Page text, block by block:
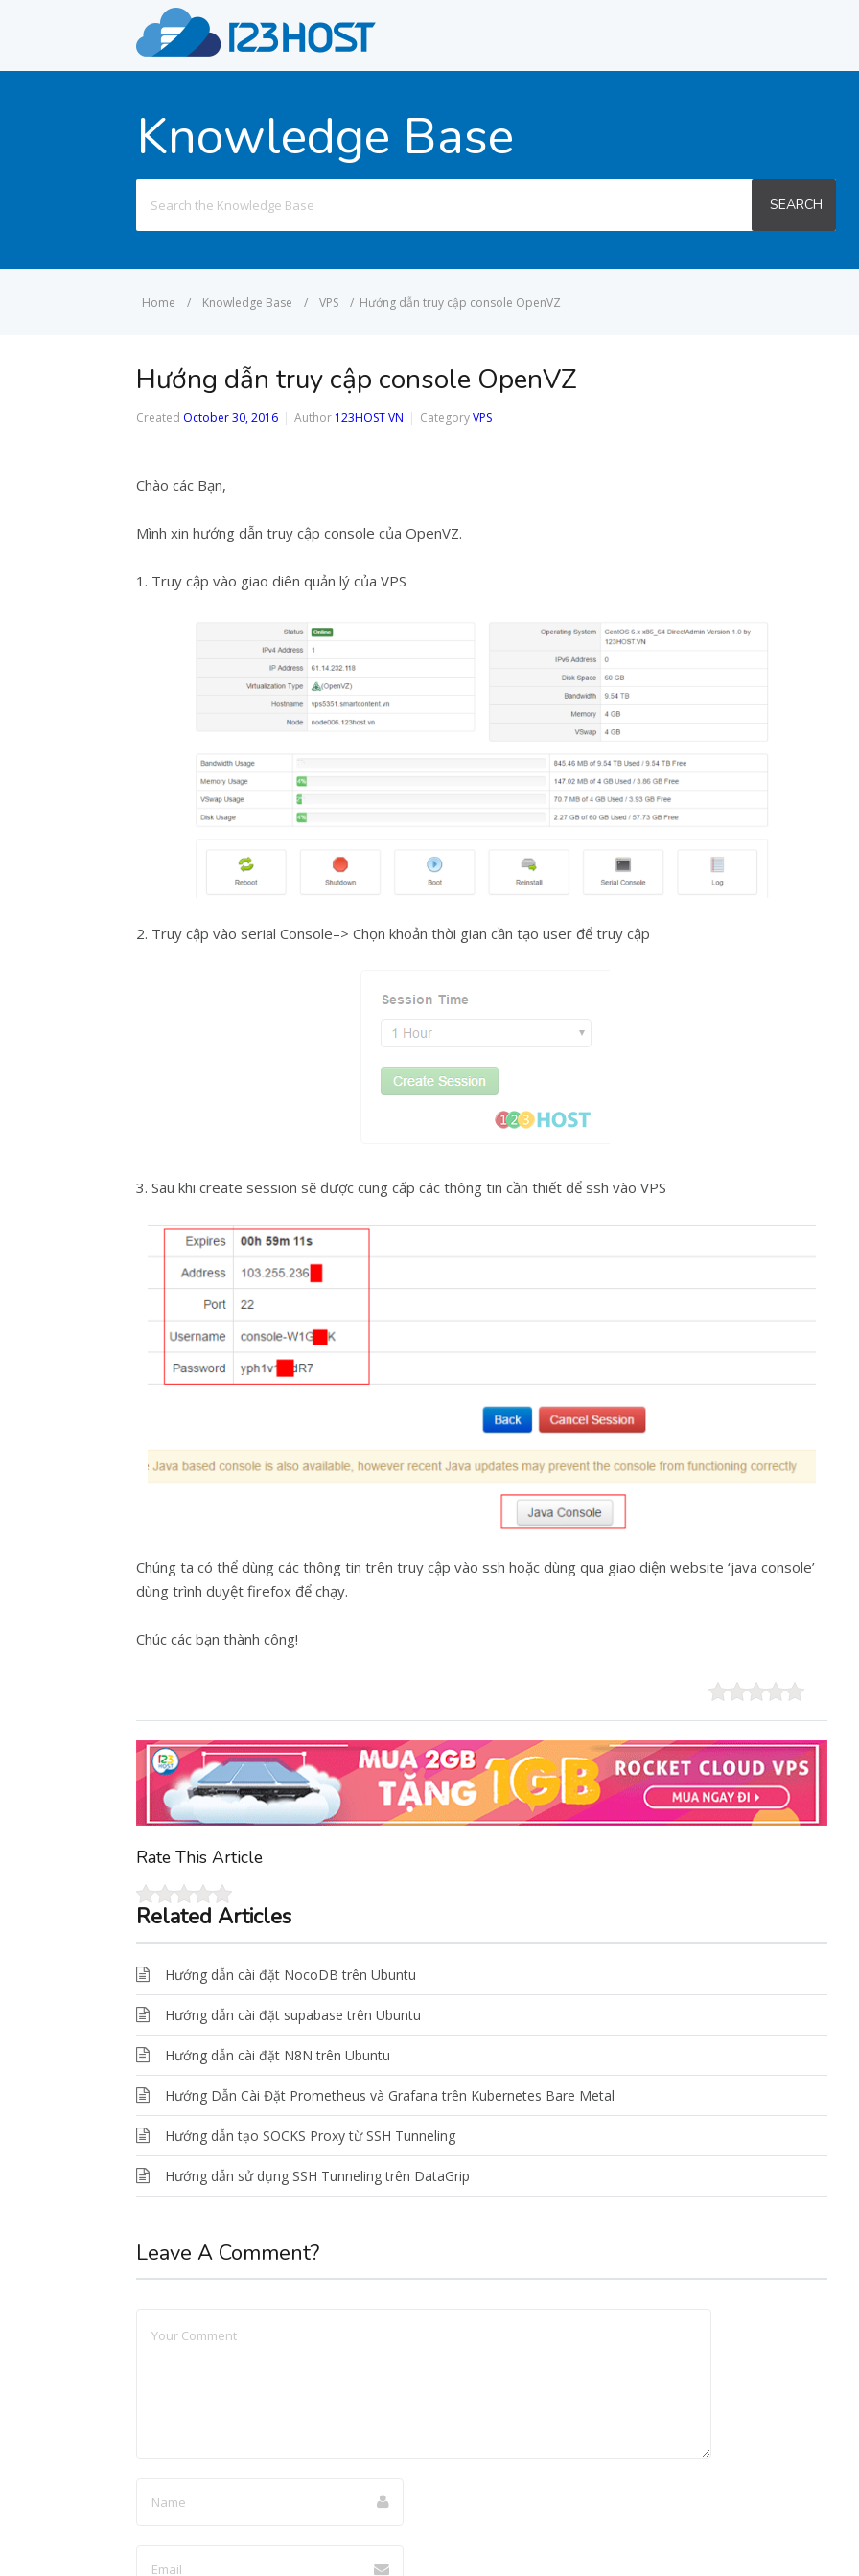
Knowledge Base
for:
SEARCH
Home / Knowledge Base / VPS / Hướng dẫn truy cập console OpenVZ
Hướng dẫn truy cập console OpenVZ
Created October 30, 2016 Author 123HOST VN CategoryVPS
Chào các Bạn,
Mình xin hướng dẫn truy cập console của OpenVZ.
1. Truy cập vào giao diên quản lý của VPS
2. Truy cập vào serial Console–> Chọn khoản thời gian cần tạo user để truy cập
3. Sau khi create session sẽ được cung cấp các thông tin cần thiết để ssh vào VPS
Chúng ta có thể dùng các thông tin trên truy cập vào ssh hoặc dùng qua giao diện website ‘java console’
dùng trình duyệt firefox để chạy.
Chúc các bạn thành công!
Rate This Article
Related Articles
Hướng dẫn cài đặt NocoDB trên Ubuntu
Hướng dẫn cài đặt supabase trên Ubuntu
Hướng dẫn cài đặt N8N trên Ubuntu
Hướng Dẫn Cài Đặt Prometheus và Grafana trên Kubernetes Bare Metal
Hướng dẫn tạo SOCKS Proxy từ SSH Tunneling
Hướng dẫn sử dụng SSH Tunneling trên DataGrip
Leave A Comment?